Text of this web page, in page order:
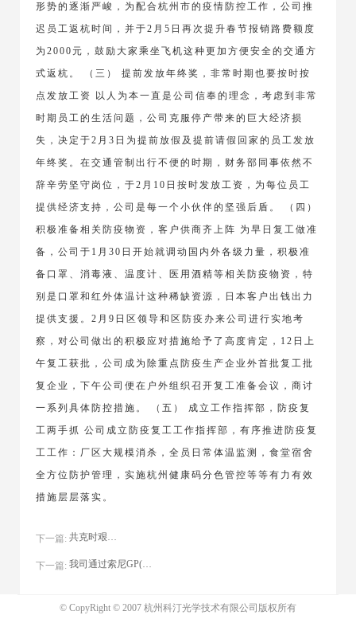
形势的逐渐严峻，为配合杭州市的疫情防控工作，公司推
迟员工返杭时间，并于2月5日再次提升春节报销路费额度
为2000元，鼓励大家乘坐飞机这种更加方便安全的交通方
式返杭。 （三） 提前发放年终奖，非常时期也要按时按
点发放工资 以人为本一直是公司信奉的理念，考虑到非常
时期员工的生活问题，公司克服停产带来的巨大经济损
失，决定于2月3日为提前放假及提前请假回家的员工发放
年终奖。在交通管制出行不便的时期，财务部同事依然不
辞辛劳坚守岗位，于2月10日按时发放工资，为每位员工
提供经济支持，公司是每一个小伙伴的坚强后盾。 （四）
积极准备相关防疫物资，客户供商齐上阵 为早日复工做准
备，公司于1月30日开始就调动国内外各级力量，积极准
备口罩、消毒液、温度计、医用酒精等相关防疫物资，特
别是口罩和红外体温计这种稀缺资源，日本客户出钱出力
提供支援。2月9日区领导和区防疫办来公司进行实地考
察，对公司做出的积极应对措施给予了高度肯定，12日上
午复工获批，公司成为除重点防疫生产企业外首批复工批
复企业，下午公司便在户外组织召开复工准备会议，商讨
一系列具体防控措施。 （五） 成立工作指挥部，防疫复
工两手抓 公司成立防疫复工工作指挥部，有序推进防疫复
工工作：厂区大规模消杀，全员日常体温监测，食堂宿舍
全方位防护管理，实施杭州健康码分色管控等等有力有效
措施层层落实。
下一篇: 共克时艰，战疫必胜
下一篇: 我司通过索尼GP(Green Partner)绿色伙伴认证
© CopyRight © 2007 杭州科汀光学技术有限公司版权所有